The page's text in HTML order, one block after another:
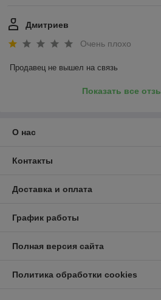
Дмитриев
Очень плохо
Продавец не вышел на связь
Показать все
О нас
Контакты
Доставка и оплата
График работы
Полная версия сайта
Политика обработки cookies